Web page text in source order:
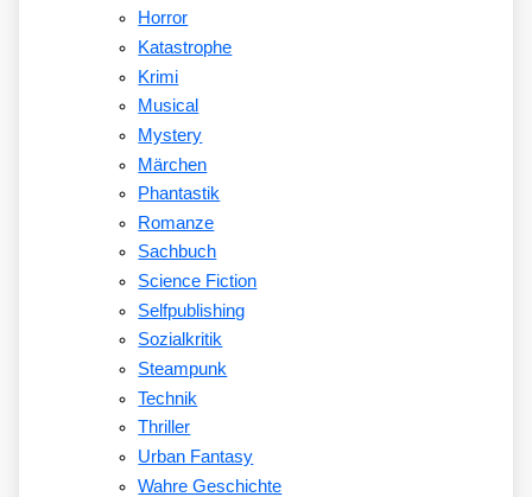
Horror
Katastrophe
Krimi
Musical
Mystery
Märchen
Phantastik
Romanze
Sachbuch
Science Fiction
Selfpublishing
Sozialkritik
Steampunk
Technik
Thriller
Urban Fantasy
Wahre Geschichte